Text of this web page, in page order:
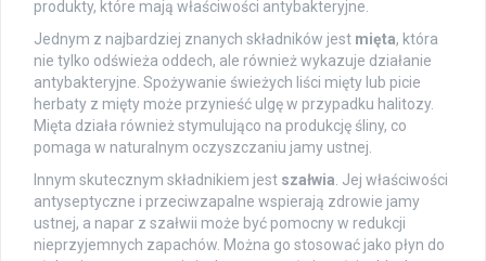
produkty, które mają właściwości antybakteryjne.
Jednym z najbardziej znanych składników jest mięta, która
nie tylko odświeża oddech, ale również wykazuje działanie
antybakteryjne. Spożywanie świeżych liści mięty lub picie
herbaty z mięty może przynieść ulgę w przypadku halitozy.
Mięta działa również stymulująco na produkcję śliny, co
pomaga w naturalnym oczyszczaniu jamy ustnej.
Innym skutecznym składnikiem jest szałwia . Jej właściwości
antyseptyczne i przeciwzapalne wspierają zdrowie jamy
ustnej, a napar z szałwii może być pomocny w redukcji
nieprzyjemnych zapachów. Można go stosować jako płyn do